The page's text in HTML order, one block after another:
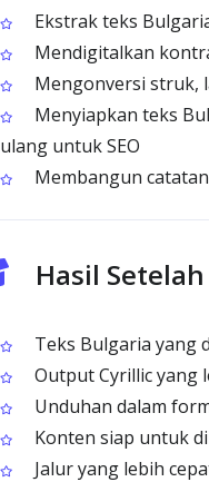
Ekstrak teks
Mendigitalkan
Mengonversi struk,
Menyiapkan teks
ulang untuk SEO
Membangun
Hasil
Teks Bulgaria yang
Output Cyrillic
Unduhan dalam
Konten siap untuk
Jalur yang lebih